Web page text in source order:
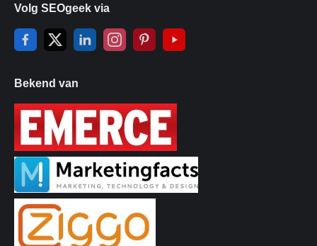
Volg SEOgeek via
Bekend van